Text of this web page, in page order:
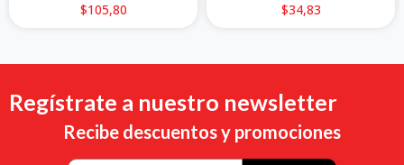
$105,80 $34,83
Regístrate a nuestro newsletter
Recibe descuentos y promociones